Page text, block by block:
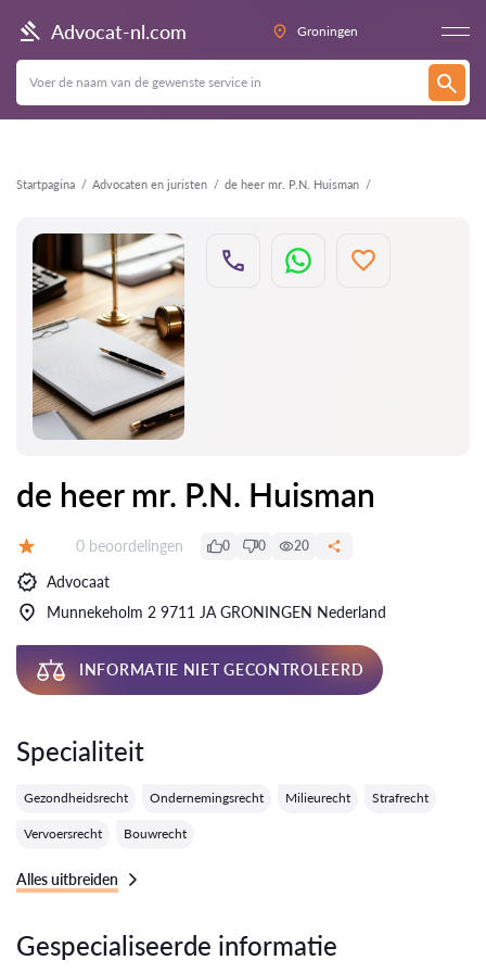
Advocat-nl.com Groningen
Startpagina Advocaten en juristen de heer mr. P.N. Huisman
Terug
de heer mr. P.N. Huisman
Getuigenissen:
0 beoordelingen 0 0 20
Advocaat
Munnekeholm 2 9711 JA GRONINGEN Nederland
INFORMATIE NIET GECONTROLEERD
Specialiteit
Gezondheidsrecht Ondernemingsrecht Milieurecht Strafrecht
Vervoersrecht Bouwrecht
Alles uitbreiden
Gespecialiseerde informatie